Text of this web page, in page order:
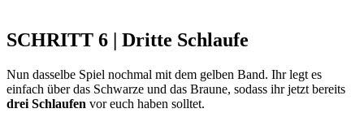
SCHRITT 6 | Dritte Schlaufe
Nun dasselbe Spiel nochmal mit dem gelben Band. Ihr legt es
einfach über das Schwarze und das Braune, sodass ihr jetzt bereits
drei Schlaufen vor euch haben solltet.